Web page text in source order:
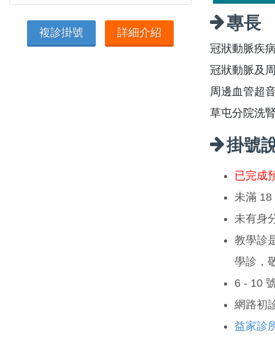
複診掛號 詳細介紹 專長
冠狀動脈疾
冠狀動脈及
周邊血管超
草屯分院洗
掛號
已完成
未滿 18
未有身
教學診
學診，
6 - 10
網路初
益家診